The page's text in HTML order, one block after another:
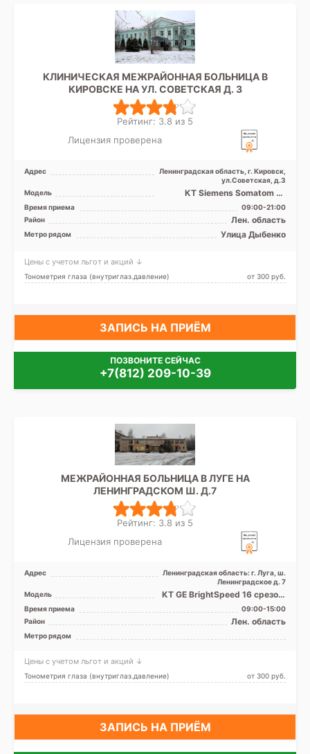
КЛИНИЧЕСКАЯ МЕЖРАЙОННАЯ БОЛЬНИЦА В
КИРОВСКЕ НА УЛ. СОВЕТСКАЯ Д. 3
Рейтинг: 3.8 из 5
Лицензия проверена
Адрес
Ленинградская область, г. Кировск,
ул.Советская, д.3
Модель
КТ Siemens Somatom 16
срезов, УЗИ
Время приема
09:00-21:00
Район
Лен. область
Метро рядом Улица Дыбенко
Цены с учетом льгот и акций ↓
Тонометрия глаза (внутриглаз.давление) от 300 pуб.
ЗАПИСЬ НА ПРИЁМ
ПОЗВОНИТЕ СЕЙЧАС
+7(812) 209-10-39
МЕЖРАЙОННАЯ БОЛЬНИЦА В ЛУГЕ НА
ЛЕНИНГРАДСКОМ Ш. Д.7
Рейтинг: 3.8 из 5
Лицензия проверена
Адрес
Ленинградская область: г. Луга, ш.
Ленинградское д. 7
Модель
КТ GE BrightSpeed 16 срезов,
УЗИ аппарат
Время приема
09:00-15:00
Район
Лен. область
Метро рядом
Цены с учетом льгот и акций ↓
Тонометрия глаза (внутриглаз.давление) от 300 pуб.
ЗАПИСЬ НА ПРИЁМ